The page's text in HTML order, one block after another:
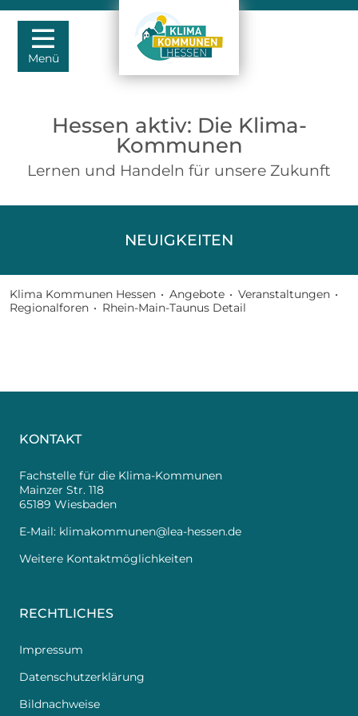
Menü
Hessen aktiv: Die Klima-
Kommunen
Lernen und Handeln für unsere Zukunft
NEUIGKEITEN
Klima Kommunen Hessen • Angebote • Veranstaltungen •
Regionalforen • Rhein-Main-Taunus Detail
KONTAKT
Fachstelle für die Klima-Kommunen
Mainzer Str. 118
65189 Wiesbaden
E-Mail: klimakommunen@lea-hessen.de
Weitere Kontaktmöglichkeiten
RECHTLICHES
Impressum
Datenschutzerklärung
Bildnachweise